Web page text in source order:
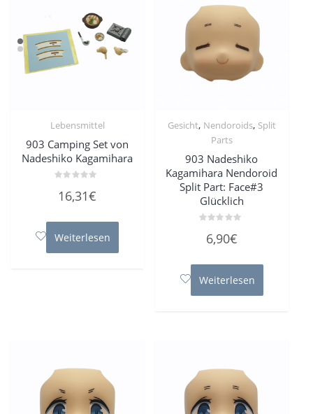
Lebensmittel
903 Camping Set von
Nadeshiko Kagamihara
mit
5
16,31€
Weiterlesen
Gesicht, Nendoroids, Split
Parts
903 Nadeshiko
Kagamihara Nendoroid
Split Part: Face#3
Glücklich
mit
5
6,90€
Weiterlesen